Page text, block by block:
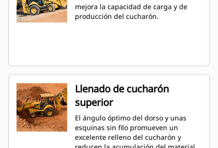
mejora la capacidad de carga y de
producción del cucharón.
Llenado de cucharón
superior
El ángulo óptimo del dorso y unas
esquinas sin filo promueven un
excelente relleno del cucharón y